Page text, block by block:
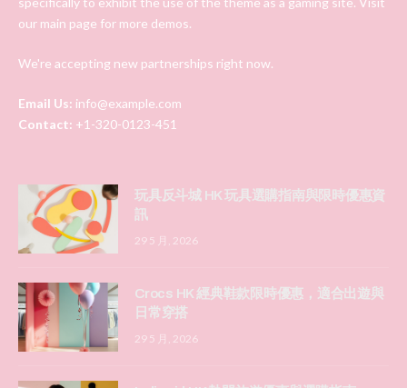
our main page for more demos.
We're accepting new partnerships right now.
Email Us: info@example.com
Contact: +1-320-0123-451
玩具反斗城 HK 玩具選購指南與限時優惠資
訊
29 5 月, 2026
Crocs HK 經典鞋款限時優惠，適合出遊與
日常穿搭
29 5 月, 2026